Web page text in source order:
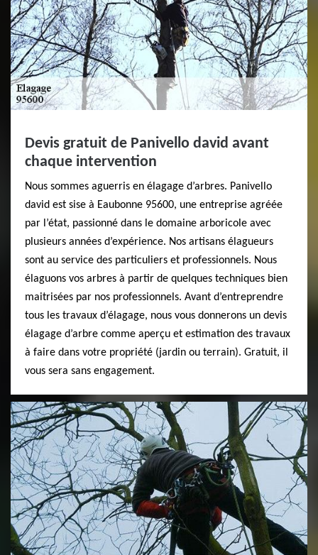
Devis gratuit de Panivello david avant
chaque intervention
Nous sommes aguerris en élagage d’arbres. Panivello
david est sise à Eaubonne 95600, une entreprise agréée
par l’état, passionné dans le domaine arboricole avec
plusieurs années d’expérience. Nos artisans élagueurs
sont au service des particuliers et professionnels. Nous
élaguons vos arbres à partir de quelques techniques bien
maitrisées par nos professionnels. Avant d’entreprendre
tous les travaux d’élagage, nous vous donnerons un devis
élagage d’arbre comme aperçu et estimation des travaux
à faire dans votre propriété (jardin ou terrain). Gratuit, il
vous sera sans engagement.